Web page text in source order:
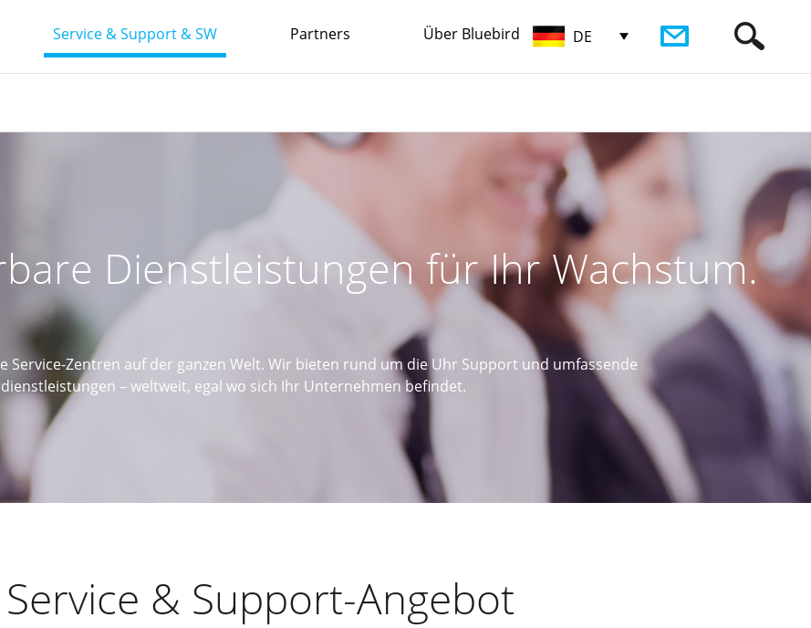
Service & Support & SW Partners Über Bluebird DE
Dienstleistungen für Ihr Wachstum.
Zentren auf der ganzen Welt. Wir bieten rund um die Uhr Support und umfassende
– weltweit, egal wo sich Ihr Unternehmen befindet.
& Support-Angebot